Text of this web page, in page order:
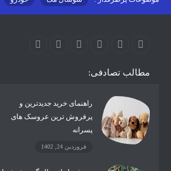
مطالب تصادفی:
راهنمای خرید جدیدترین و
پرفروش ترین عروسک های
پسرانه
فروردین 24, 1402